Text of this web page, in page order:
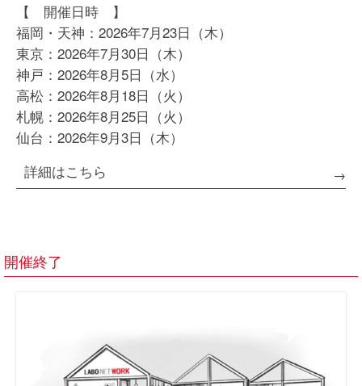
【 開催日時 】
福岡・天神： 2026年7月23日（木）
東京： 2026年7月30日（木）
神戸： 2026年8月5日（水）
高松： 2026年8月18日（火）
札幌： 2026年8月25日（火）
仙台： 2026年9月3日（木）
詳細はこちら
開催終了